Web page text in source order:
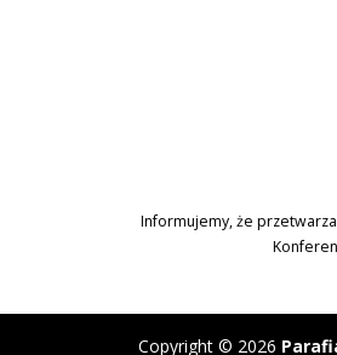
Informujemy, że
Copyright © 2026